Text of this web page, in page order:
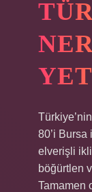
80’i
elverişli
böğürtlen
Tamamen